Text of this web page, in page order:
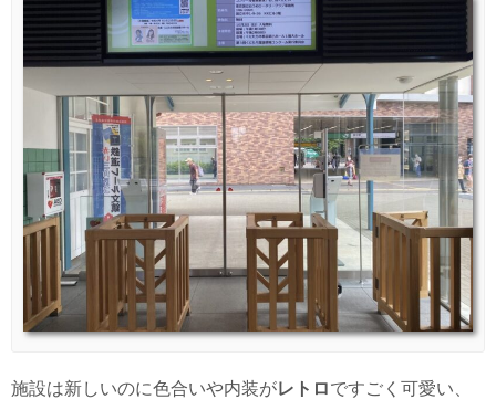
施設は新しいのに色合いや内装がレトロですごく可愛い、